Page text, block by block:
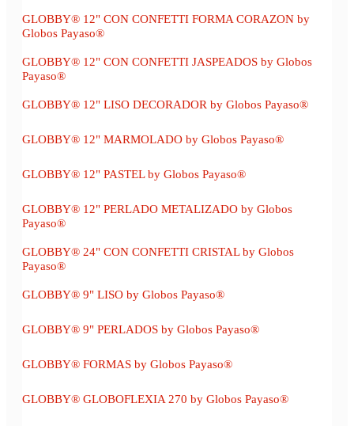
GLOBBY® 12" CON CONFETTI FORMA CORAZON by
Globos Payaso®
GLOBBY® 12" CON CONFETTI JASPEADOS by Globos
Payaso®
GLOBBY® 12" LISO DECORADOR by Globos Payaso®
GLOBBY® 12" MARMOLADO by Globos Payaso®
GLOBBY® 12" PASTEL by Globos Payaso®
GLOBBY® 12" PERLADO METALIZADO by Globos
Payaso®
GLOBBY® 24" CON CONFETTI CRISTAL by Globos
Payaso®
GLOBBY® 9" LISO by Globos Payaso®
GLOBBY® 9" PERLADOS by Globos Payaso®
GLOBBY® FORMAS by Globos Payaso®
GLOBBY® GLOBOFLEXIA 270 by Globos Payaso®